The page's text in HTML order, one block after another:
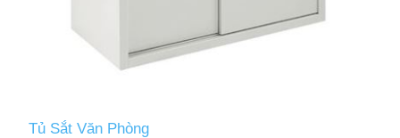
Tủ Sắt Văn Phòng